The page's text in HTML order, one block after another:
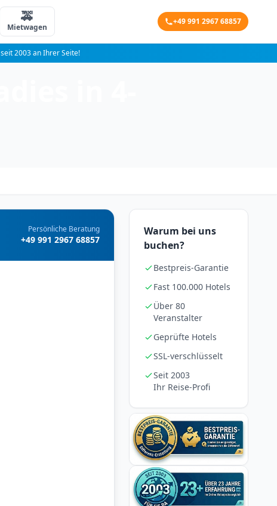
🚕
Mietwagen
+49 991 2967 68857
seit 2003 an Ihrer Seite!
Persönliche Beratung
+49 991 2967 68857
Warum bei uns
buchen?
Bestpreis-Garantie
Fast 100.000 Hotels
Über 80
Veranstalter
Geprüfte Hotels
SSL-verschlüsselt
Seit 2003
Ihr Reise-Profi